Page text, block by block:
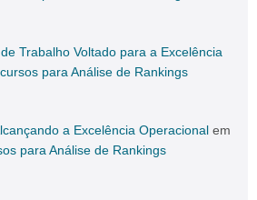
Trabalho Voltado para a Excelência
para Análise de Rankings
a Excelência Operacional em
para Análise de Rankings